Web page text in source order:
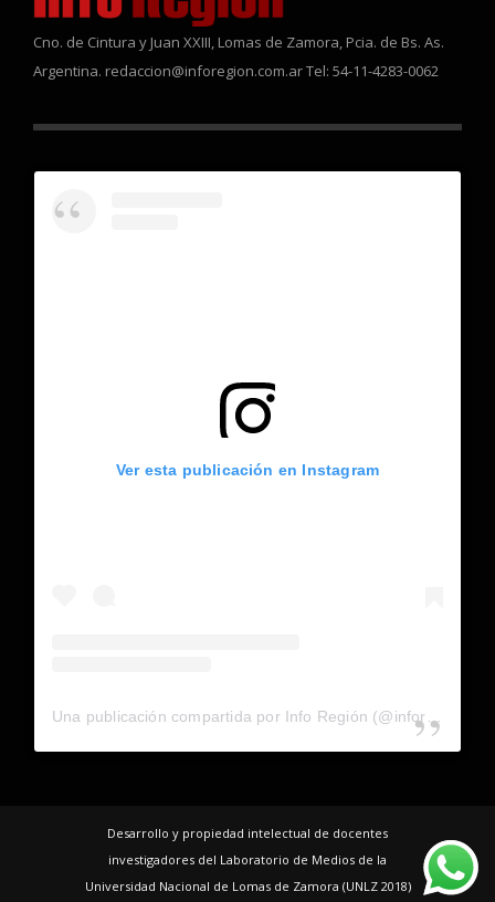
Cno. de Cintura y Juan XXIII, Lomas de Zamora, Pcia. de Bs. As.
Argentina. redaccion@inforegion.com.ar Tel: 54-11-4283-0062
Ver esta publicación en Instagram
Desarrollo y propiedad intelectual de docentes
investigadores del Laboratorio de Medios de la
Universidad Nacional de Lomas de Zamora (UNLZ 2018)